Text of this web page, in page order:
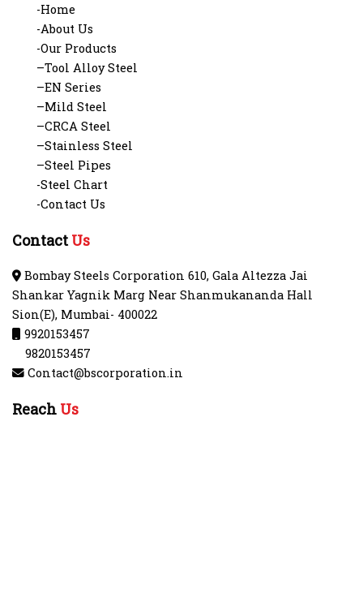
-Home
-About Us
-Our Products
–Tool Alloy Steel
–EN Series
–Mild Steel
–CRCA Steel
–Stainless Steel
–Steel Pipes
-Steel Chart
-Contact Us
Contact Us
Bombay Steels Corporation 610, Gala Altezza Jai
Shankar Yagnik Marg Near Shanmukananda Hall
Sion(E), Mumbai- 400022
9920153457
9820153457
Contact@bscorporation.in
Reach Us